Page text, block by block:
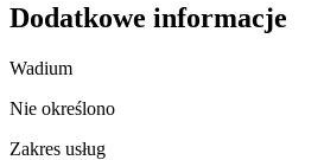
Dodatkowe informacje
Wadium
Nie określono
Zakres usług